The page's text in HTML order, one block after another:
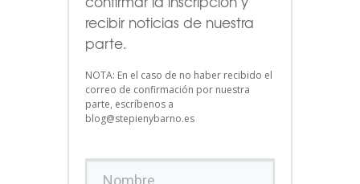
recibir noticias de nuestra
parte.
NOTA: En el caso de no haber recibido el
correo de confirmación por nuestra
parte, escríbenos a
blog@stepienybarno.es